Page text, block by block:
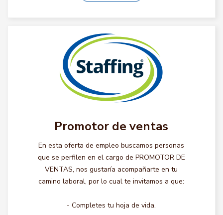
Promotor de ventas
En esta oferta de empleo buscamos personas
que se perfilen en el cargo de PROMOTOR DE
VENTAS, nos gustaría acompañarte en tu
camino laboral, por lo cual te invitamos a que:
- Completes tu hoja de vida.